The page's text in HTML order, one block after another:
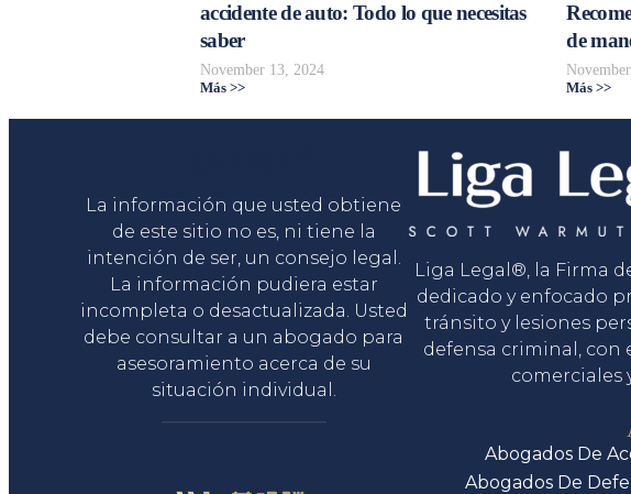
accidente de auto: Todo lo que necesitas
saber
November 13, 2024
Más >>
de
Más >>
La información que usted obtiene
de este sitio no es, ni tiene la
intención de ser, un consejo legal.
La información pudiera estar
incompleta o desactualizada. Usted
debe consultar a un abogado para
asesoramiento acerca de su
situación individual.
Liga Legal®, la Firma
dedicado y enfocado
tránsito y lesiones
defensa criminal,
comerciales
Abogados De
Abogados De